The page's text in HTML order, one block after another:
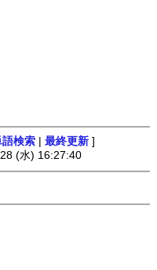
語検索 最終更新 ]
(水) 16:27:40